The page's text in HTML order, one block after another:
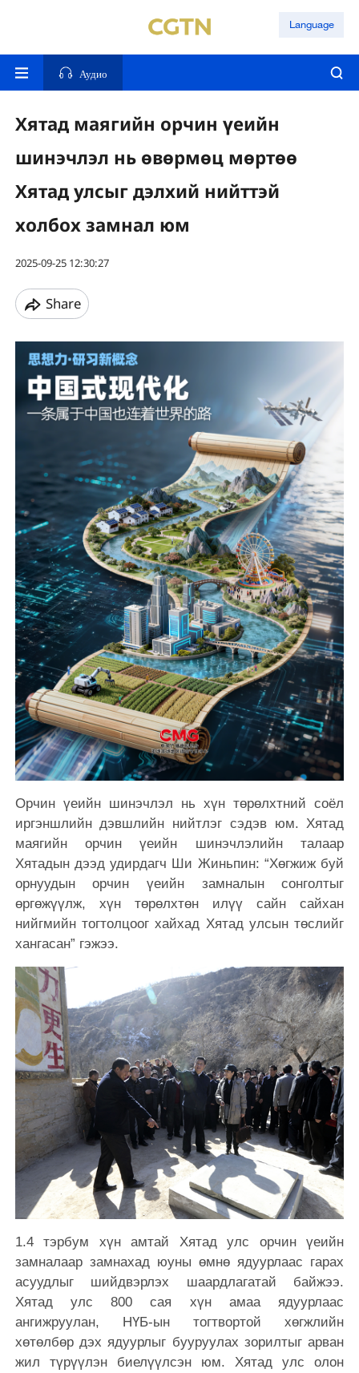
Language
Аудио
Хятад маягийн орчин үеийн
шинэчлэл нь өвөрмөц мөртөө
Хятад улсыг дэлхий нийттэй
холбох замнал юм
2025-09-25 12:30:27
Share
Орчин үеийн шинэчлэл нь хүн төрөлхтний соёл
иргэншлийн дэвшлийн нийтлэг сэдэв юм. Хятад
маягийн орчин үеийн шинэчлэлийн талаар
Хятадын дээд удирдагч Ши Жиньпин: “Хөгжиж буй
орнуудын орчин үеийн замналын сонголтыг
өргөжүүлж, хүн төрөлхтөн илүү сайн сайхан
нийгмийн тогтолцоог хайхад Хятад улсын төслийг
хангасан” гэжээ.
1.4 тэрбум хүн амтай Хятад улс орчин үеийн
замналаар замнахад юуны өмнө ядуурлаас гарах
асуудлыг шийдвэрлэх шаардлагатай байжээ.
Хятад улс 800 сая хүн амаа ядуурлаас
ангижруулан, НҮБ-ын тогтвортой хөгжлийн
хөтөлбөр дэх ядуурлыг бууруулах зорилтыг арван
жил түрүүлэн биелүүлсэн юм. Хятад улс олон